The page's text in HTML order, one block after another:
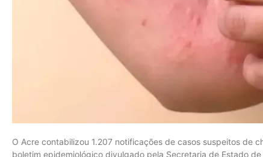
O Acre contabilizou 1.207 notificações de casos suspeitos de
boletim epidemiológico divulgado pela Secretaria de Estado de